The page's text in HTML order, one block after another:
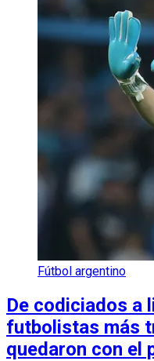
Fútbol argentino
De codiciados a
futbolistas más
quedaron con el